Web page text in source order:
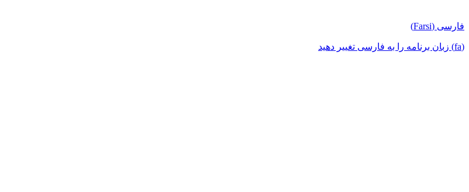
فارسی (Farsi)
(fa) زبان برنامه را به فارسی تغییر دهید